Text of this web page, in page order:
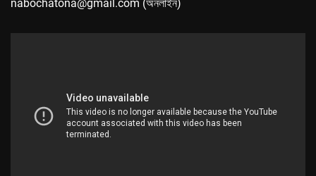
nabochatona@gmail.com (অনলাইন)